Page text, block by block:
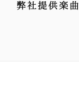
弊社提供楽曲